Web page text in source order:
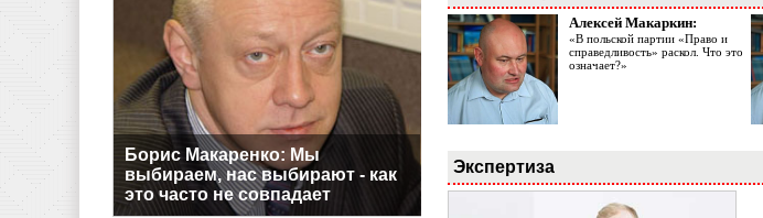
Борис Макаренко: Мы
выбираем, нас выбирают - как
это часто не совпадает
Алексей Макаркин:
«В польской партии «Право и
справедливость» раскол. Что это
означает?»
Экспертиза